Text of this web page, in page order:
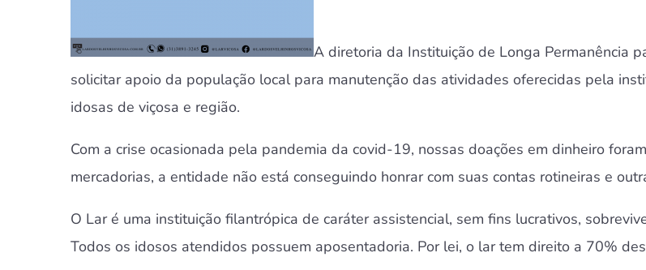
A diretoria da Instituição de Longa Permanência
solicitar apoio da população local para manutenção das atividades oferecidas pela
idosas de viçosa e região.
Com a crise ocasionada pela pandemia da covid-19, nossas doações em dinheiro
mercadorias, a entidade não está conseguindo honrar com suas contas rotineiras e
O Lar é uma instituição filantrópica de caráter assistencial, sem fins lucrativos,
Todos os idosos atendidos possuem aposentadoria. Por lei, o lar tem direito a 70%